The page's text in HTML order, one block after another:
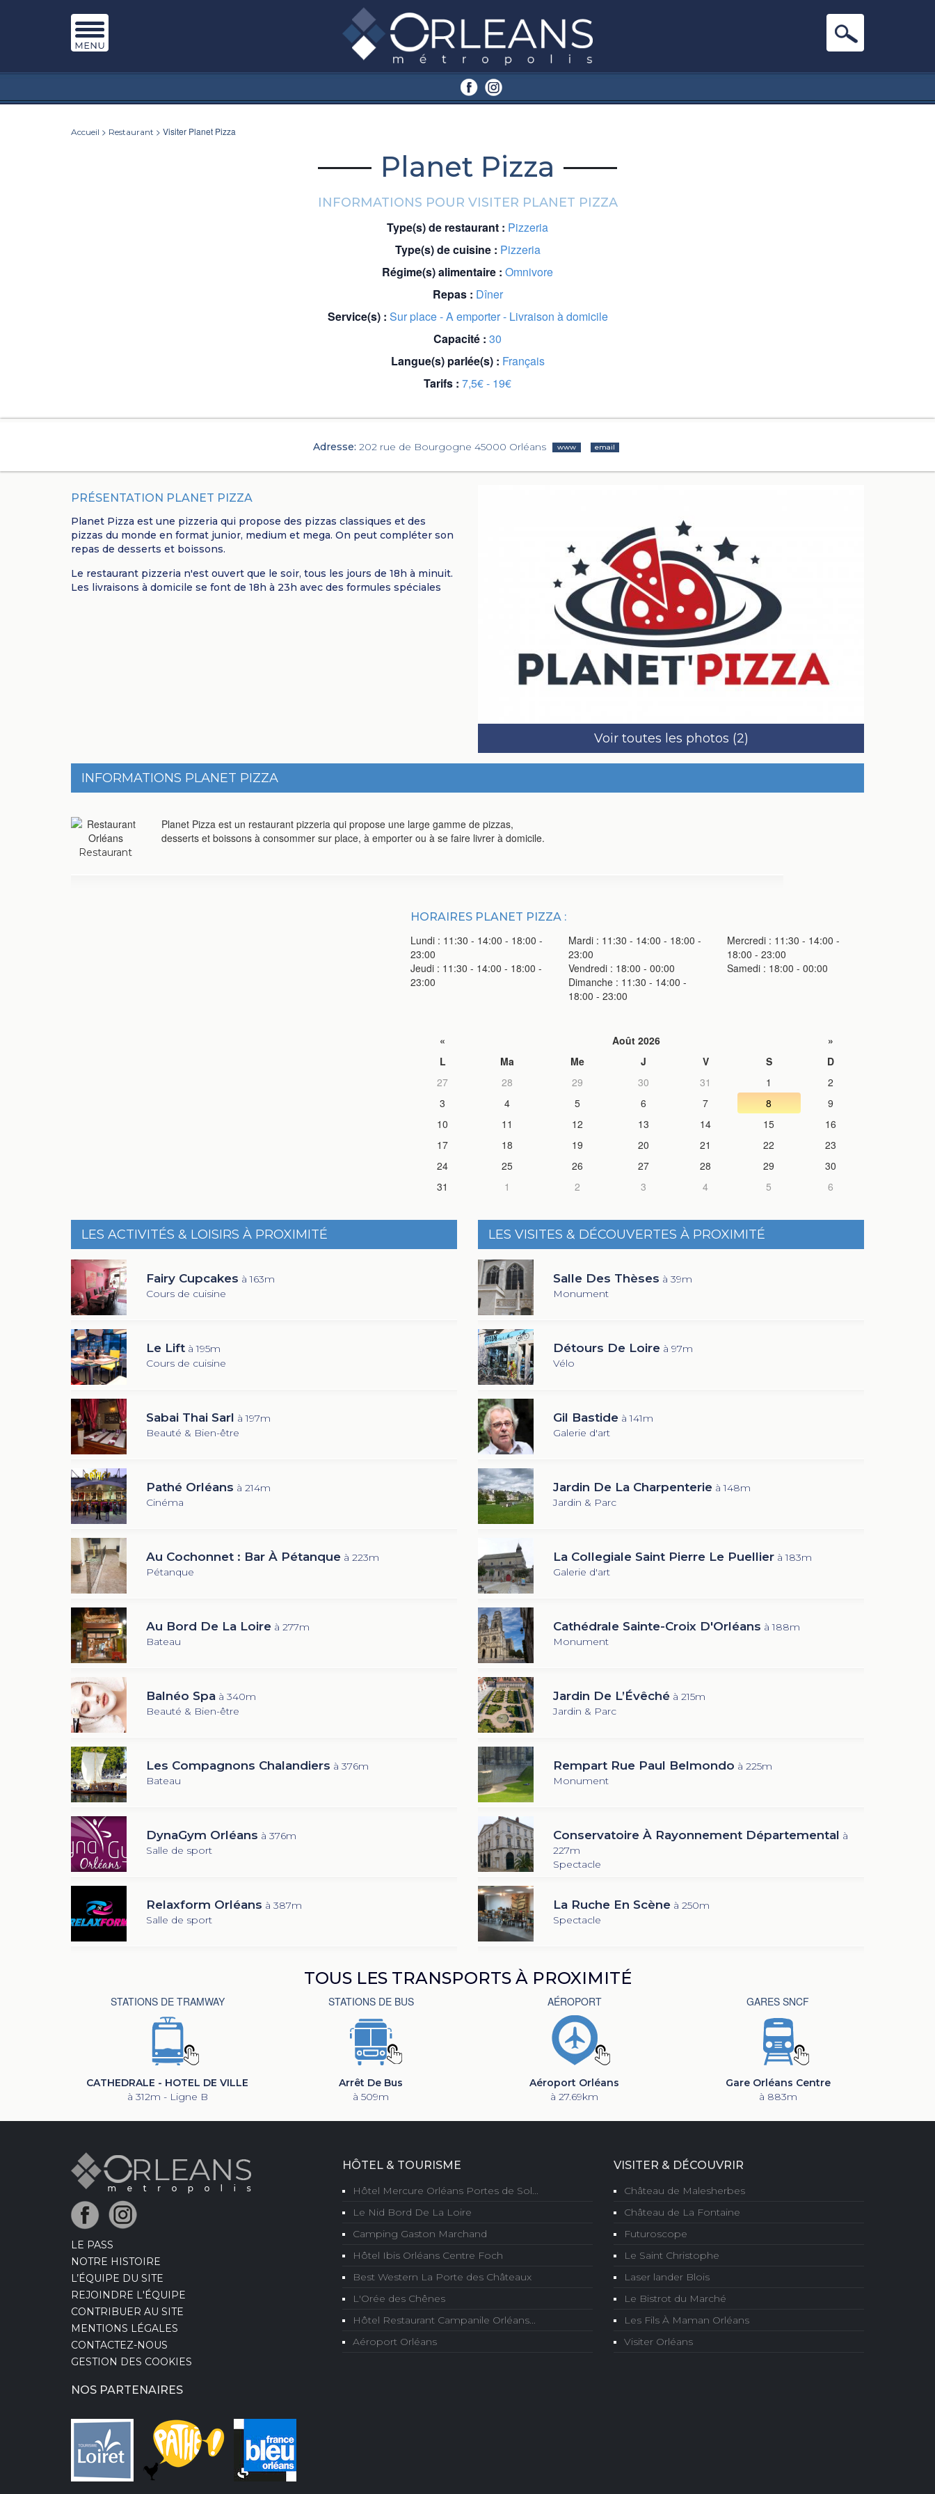
Accueil > Restaurant > Visiter Planet Pizza
Planet Pizza
INFORMATIONS POUR VISITER PLANET PIZZA
Type(s) de restaurant : Pizzeria
Type(s) de cuisine : Pizzeria
Régime(s) alimentaire : Omnivore
Repas : Dîner
Service(s) : Sur place - A emporter - Livraison à domicile
Capacité : 30
Langue(s) parlée(s) : Français
Tarifs : 7,5€ - 19€
Adresse: 202 rue de Bourgogne 45000 Orléans www email
PRÉSENTATION PLANET PIZZA
Planet Pizza est une pizzeria qui propose des pizzas classiques et des
pizzas du monde en format junior, medium et mega. On peut compléter son
repas de desserts et boissons.
Le restaurant pizzeria n'est ouvert que le soir, tous les jours de 18h à minuit.
Les livraisons à domicile se font de 18h à 23h avec des formules spéciales
Voir toutes les photos (2)
INFORMATIONS PLANET PIZZA
Restaurant
Planet Pizza est un restaurant pizzeria qui propose une large gamme de pizzas,
desserts et boissons à consommer sur place, à emporter ou à se faire livrer à domicile.
HORAIRES PLANET PIZZA :
Lundi : 11:30 - 14:00 - 18:00 -
23:00
Mardi : 11:30 - 14:00 - 18:00 -
23:00
Mercredi : 11:30 - 14:00 -
18:00 - 23:00
Jeudi : 11:30 - 14:00 - 18:00 -
23:00
Vendredi : 18:00 - 00:00
Samedi : 18:00 - 00:00
Dimanche : 11:30 - 14:00 -
18:00 - 23:00
« Août 2026
»
L
Ma Me J V S
D
27
28 29 30 31 1
2
3
4 5 6 7 8
9
10
11 12 13 14 15
16
17
18 19 20 21 22
23
24
25 26 27 28 29
30
31
1 2 3 4 5 6
LES ACTIVITÉS & LOISIRS À PROXIMITÉ
Fairy Cupcakes à 163m
Cours de cuisine
Le Lift à 195m
Cours de cuisine
Sabai Thai Sarl à 197m
Beauté & Bien-être
Pathé Orléans à 214m
Cinéma
Au Cochonnet : Bar À Pétanque à 223m
Pétanque
Au Bord De La Loire à 277m
Bateau
Balnéo Spa à 340m
Beauté & Bien-être
Les Compagnons Chalandiers à 376m
Bateau
DynaGym Orléans à 376m
Salle de sport
Relaxform Orléans à 387m
Salle de sport
LES VISITES & DÉCOUVERTES À PROXIMITÉ
Salle Des Thèses à 39m
Monument
Détours De Loire à 97m
Vélo
Gil Bastide à 141m
Galerie d'art
Jardin De La Charpenterie à 148m
Jardin & Parc
La Collegiale Saint Pierre Le Puellier à 183m
Galerie d'art
Cathédrale Sainte-Croix D'Orléans à 188m
Monument
Jardin De L’Évêché à 215m
Jardin & Parc
Rempart Rue Paul Belmondo à 225m
Monument
Conservatoire À Rayonnement Départemental à
227m
Spectacle
La Ruche En Scène à 250m
Spectacle
TOUS LES TRANSPORTS À PROXIMITÉ
STATIONS DE TRAMWAY
CATHEDRALE - HOTEL DE VILLE
à 312m - Ligne B
STATIONS DE BUS
Arrêt De Bus
à 509m
AÉROPORT
Aéroport Orléans
à 27.69km
GARES SNCF
Gare Orléans Centre
à 883m
LE PASS
NOTRE HISTOIRE
L’ÉQUIPE DU SITE
REJOINDRE L'ÉQUIPE
CONTRIBUER AU SITE
MENTIONS LÉGALES
CONTACTEZ-NOUS
GESTION DES COOKIES
HÔTEL & TOURISME
Hôtel Mercure Orléans Portes de Sol...
Le Nid Bord De La Loire
Camping Gaston Marchand
Hôtel Ibis Orléans Centre Foch
Best Western La Porte des Châteaux
L'Orée des Chênes
Hôtel Restaurant Campanile Orléans...
Aéroport Orléans
VISITER & DÉCOUVRIR
Château de Malesherbes
Château de La Fontaine
Futuroscope
Le Saint Christophe
Laser lander Blois
Le Bistrot du Marché
Les Fils À Maman Orléans
Visiter Orléans
NOS PARTENAIRES